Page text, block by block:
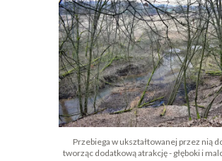
Przebiega w ukształtowanej przez nią
tworząc dodatkową atrakcję - głęboki i